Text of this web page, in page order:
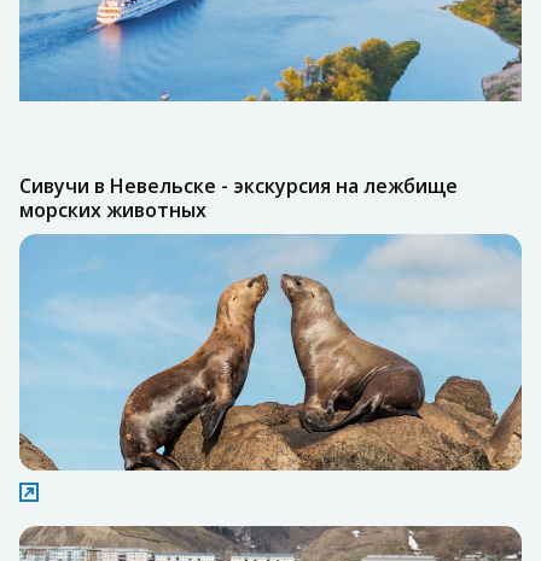
Сивучи в Невельске - экскурсия на лежбище
морских животных